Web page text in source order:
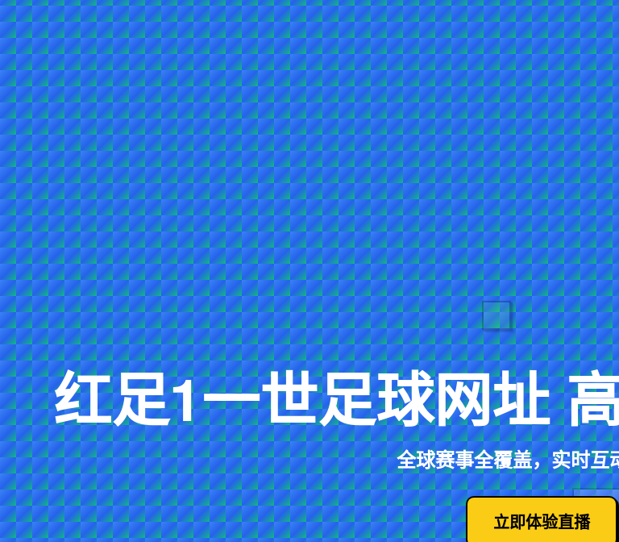
红足1一世足球网址
全球赛事全覆盖，实时互
立即体验直播